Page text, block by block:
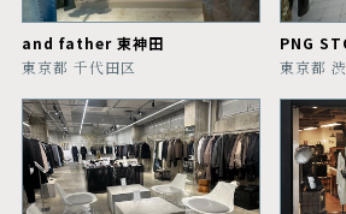
and father 東神田
東京都 千代田区
PNG
東京都